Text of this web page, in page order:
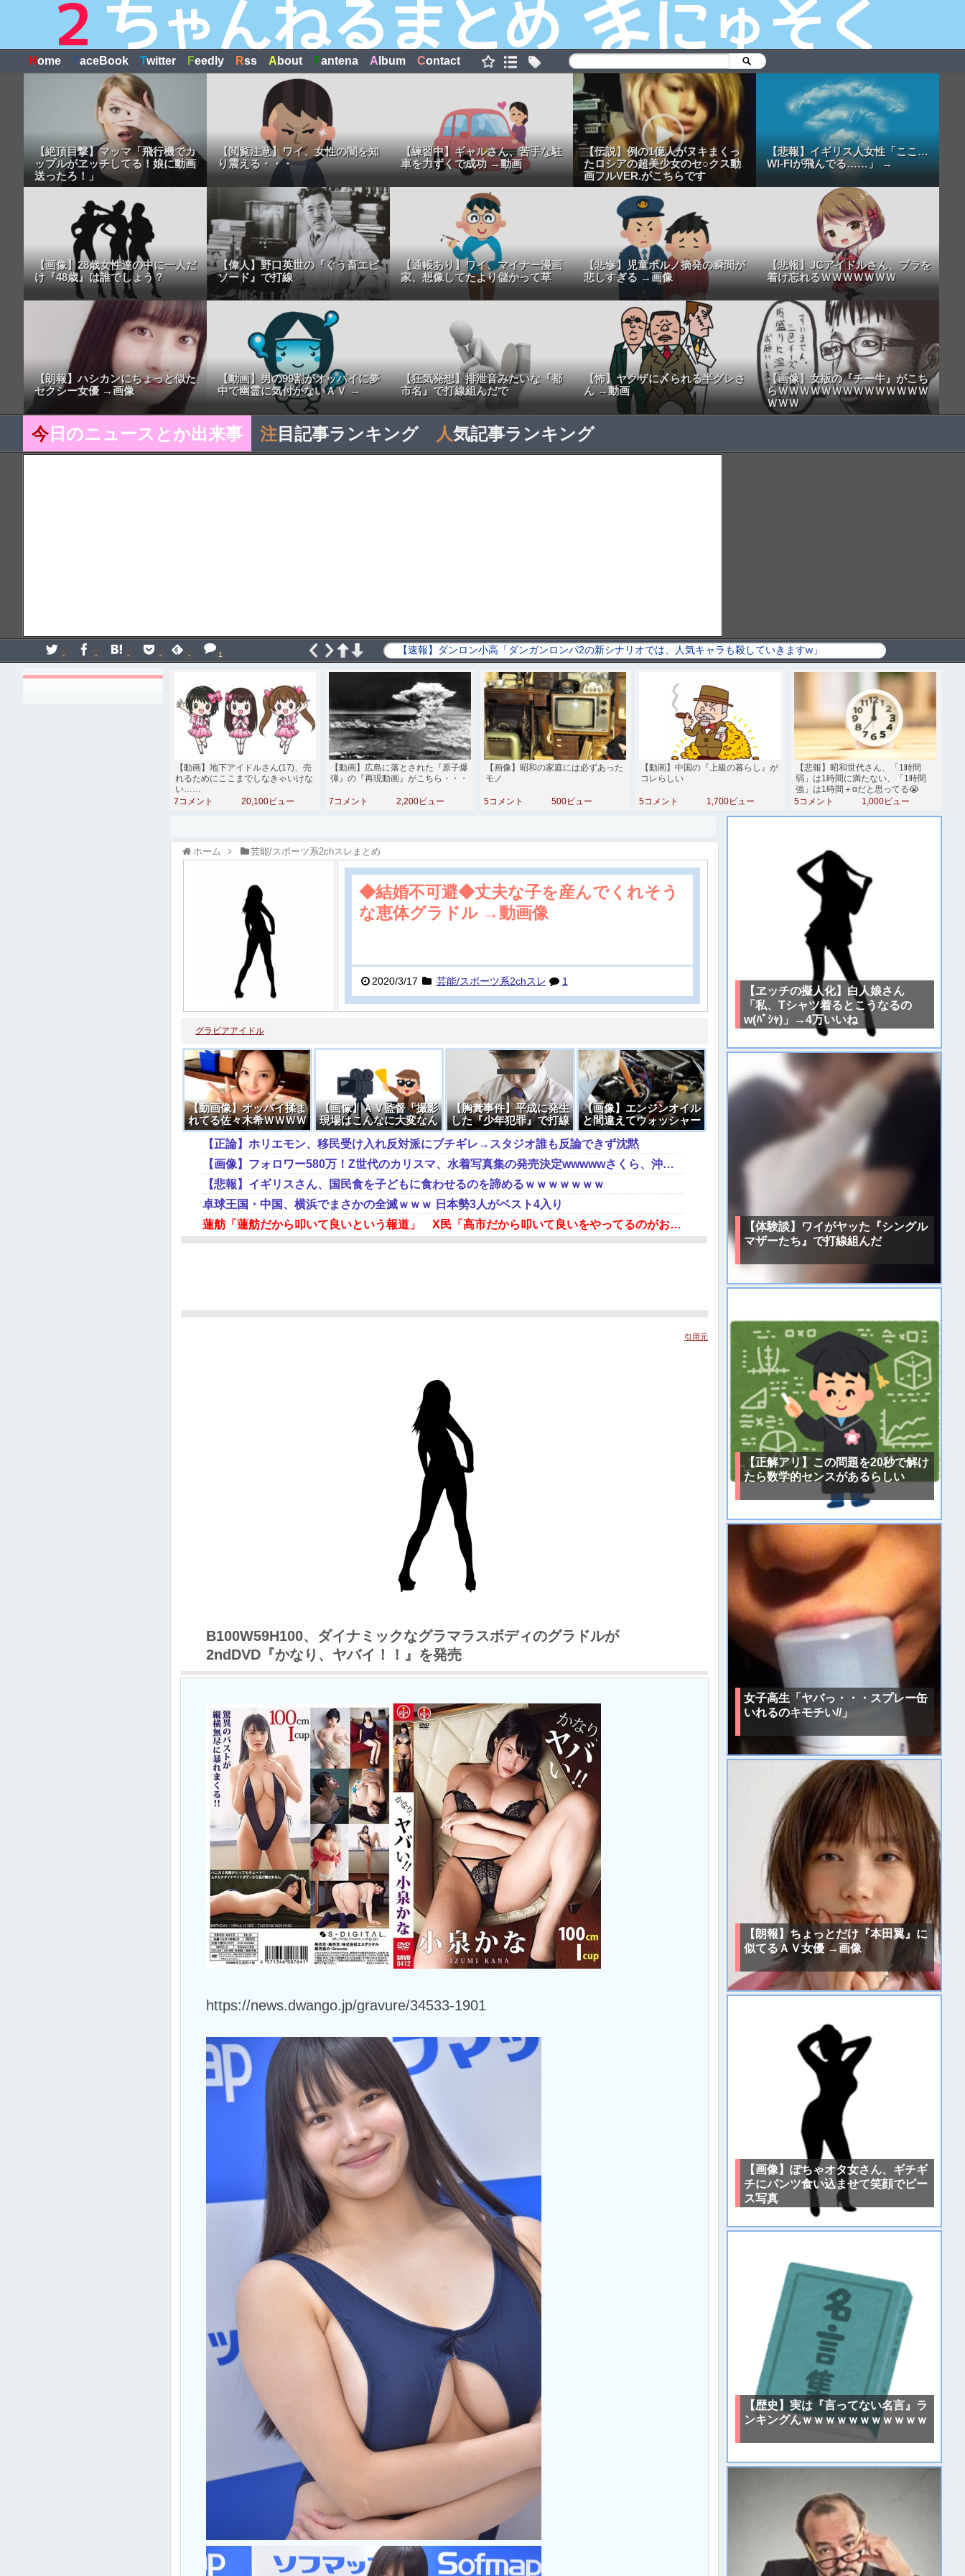
Home FaceBook Twitter Feedly Rss A bout Fantena A lbum Contact
【絶頂目撃】マッマ「飛行機でカ
ップルがヱッチしてる！娘に動画
送ったろ！」
【閲覧注意】ワイ、女性の闇を知
り震える・・・
【練習中】ギャルさん、苦手な駐
車を力ずくで成功 →動画
【伝説】例の1億人がヌキまくっ
たロシアの超美少女のセ○クス動
画フルVER.がこちらです
【悲報】イギリス人女性「ここ…
WI-FIが飛んでる……」 →
【画像】28歳女性達の中に一人だ
け『48歳』は誰でしょう？
【偉人】野口英世の『ぐう畜エピ
ソード』で打線
【通帳あり】ワイ、マイナー漫画
家、想像してたより儲かって草
【悲惨】児童ポルノ摘発の瞬間が
悲しすぎる →画像
【悲報】JCアイドルさん、ブラを
着け忘れるＷＷＷＷＷＷＷ
【朗報】ハシカンにちょっと似た
セクシー女優 →画像
【動画】男の99割がオッパイに夢
中で幽霊に気付かないＡＶ →
【狂気発想】排泄音みたいな『都
市名』で打線組んだで
【怖】ヤクザに〆られる半グレさ
ん →動画
【画像】女版の『チー牛』がこち
らＷＷＷＷＷＷＷＷＷＷＷＷＷＷ
ＷＷＷ
今日のニュースとか出来事 注 目記事ランキング 人気記事ランキング
- - - - - 1
【動画】地下アイドルさん(17)、売
れるためにここまでしなきゃいけな
い……
7コメント
20,100ビュー
【動画】広島に落とされた『原子爆
弾』の『再現動画』がこちら・・・
7コメント 2,200ビュー
【画像】昭和の家庭には必ずあった
モノ
5コメント 500ビュー
【動画】中国の『上級の暮らし』が
コレらしい
5コメント 1,700ビュー
【悲報】昭和世代さん、「1時間
弱」は1時間に満たない、「1時間
強」は1時間＋αだと思ってる😭
5コメント
1,000ビュー
ホーム 芸能/スポーツ系2chスレまとめ
◆結婚不可避◆丈夫な子を産んでくれそう
な恵体グラドル →動画像
2020/3/17 芸能/スポーツ系2chスレ 1
グラビアアイドル
【動画像】オッパイ揉ま
れてる佐々木希ＷＷＷＷ
ＷＷＷＷＷ
【画像】ＡＶ監督「撮影
現場はこんなに大変なん
です。それでも無料で見
ますか？」
【胸糞事件】平成に発生
した『少年犯罪』で打線
組んだ
【画像】エンジンオイル
と間違えてウォッシャー
液を入れてしまった結果
→
【正論】ホリエモン、移民受け入れ反対派にブチギレ→スタジオ誰も反論できず沈黙
【画像】フォロワー580万！Z世代のカリスマ、水着写真集の発売決定wwwwwさくら、沖縄を舞台にカワイイが爆発！！！
【悲報】イギリスさん、国民食を子どもに食わせるのを諦めるｗｗｗｗｗｗｗ
卓球王国・中国、横浜でまさかの全滅ｗｗｗ 日本勢3人がベスト4入り
蓮舫「蓮舫だから叩いて良いという報道」 X民「高市だから叩いて良いをやってるのがお前だろ」
引用元
B100W59H100、ダイナミックなグラマラスボディのグラドルが
2ndDVD『かなり、ヤバイ！！』を発売
https://news.dwango.jp/gravure/34533-1901
【ヱッチの擬人化】白人娘さん
「私、Tシャツ着るとこうなるの
w(ﾊﾟｼｬ)」→4万いいね
【体験談】ワイがヤッた『シングル
マザーたち』で打線組んだ
【正解アリ】この問題を20秒で解け
たら数学的センスがあるらしい
女子高生「ヤバっ・・・スプレー缶
いれるのキモチい//」
【朗報】ちょっとだけ『本田翼』に
似てるＡＶ女優 →画像
【画像】ぽちゃオタ女さん、ギチギ
チにパンツ食い込ませて笑顔でピー
ス写真
【歴史】実は『言ってない名言』ラ
ンキングんｗｗｗｗｗｗｗｗｗｗｗ